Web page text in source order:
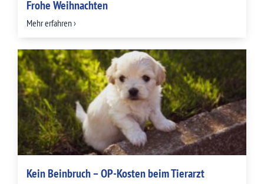
Frohe Weihnachten
Mehr erfahren ›
Kein Beinbruch – OP-Kosten beim Tierarzt